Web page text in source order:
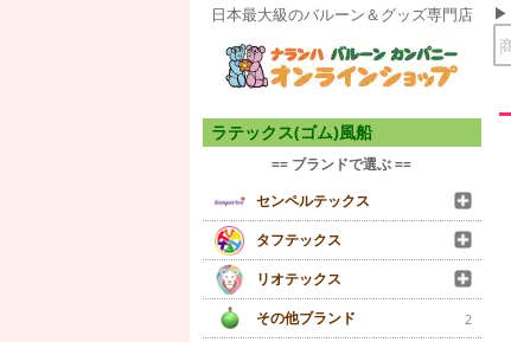
日本最大級のバルーン＆グッズ専門店
ラテックス(ゴム)風船
== ブランドで選ぶ ==
センペルテックス
タフテックス
リオテックス
その他ブランド
2